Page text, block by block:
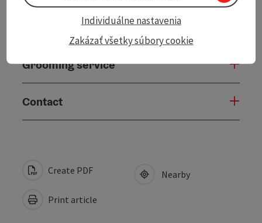
Accessibility
Grooming service
Contact
Create PDF
Print article
Nearby
Zakázať všetky súbory cookie
Individuálne nastavenia